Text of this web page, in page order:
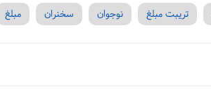
تریبت مبلغ نوجوان سخنران مبلغ